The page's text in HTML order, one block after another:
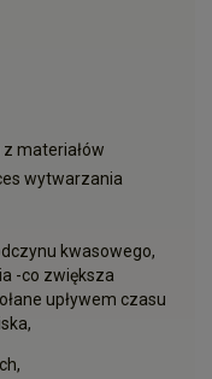
materiałów
wytwarzania
kwasowego,
-co zwiększa
upływem czasu